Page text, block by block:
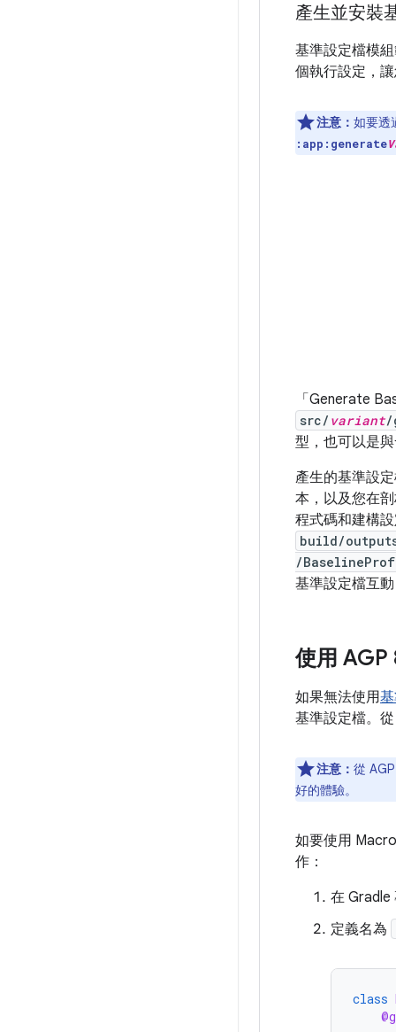
產生並安裝
基準設定檔模
個執行設定，
注意： 如要透
:app:generate
「Generate
src/ variant/
型，也可以是
產生的基準設
本，以及您在
程式碼和建構
build/
/
基準設定檔互
使用 AGP
如果無法使用
基準設定檔。
注意： 從
好的體驗。
如要使用
作：
在 Gradle
定義名為
class